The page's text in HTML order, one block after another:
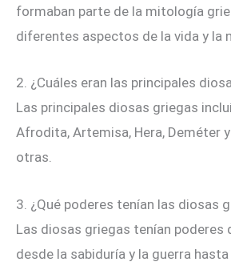
formaban parte de la mitología
diferentes aspectos de la vida y la
2. ¿Cuáles eran las principales
Las principales diosas griegas
Afrodita, Artemisa, Hera, Deméter
otras.
3. ¿Qué poderes tenían las diosas
Las diosas griegas tenían poderes
desde la sabiduría y la guerra